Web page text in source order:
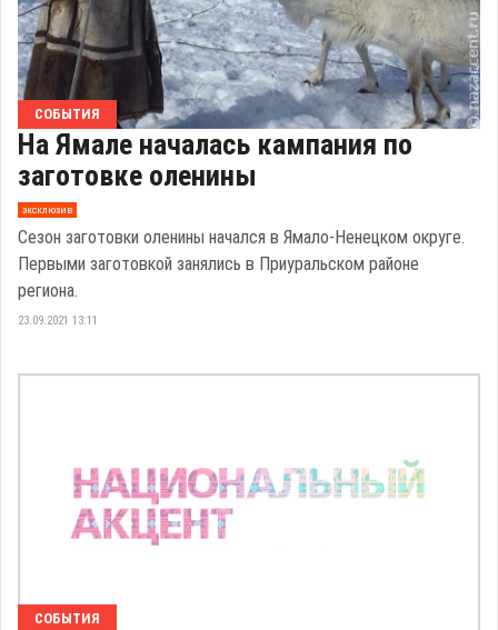
СОБЫТИЯ
На Ямале началась кампания по
заготовке оленины
эксклюзив
Сезон заготовки оленины начался в Ямало-Ненецком округе.
Первыми заготовкой занялись в Приуральском районе
региона.
23.09.2021 13:11
СОБЫТИЯ